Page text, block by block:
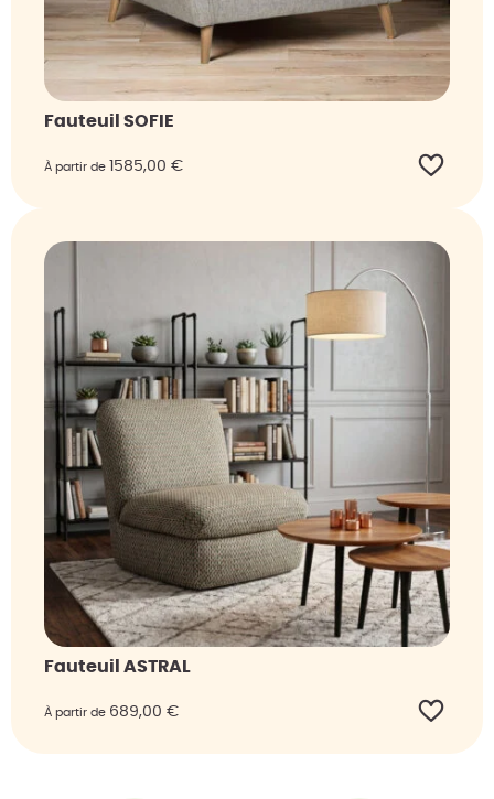
Fauteuil SOFIE
À partir de 1585,00 €
Fauteuil ASTRAL
À partir de 689,00 €